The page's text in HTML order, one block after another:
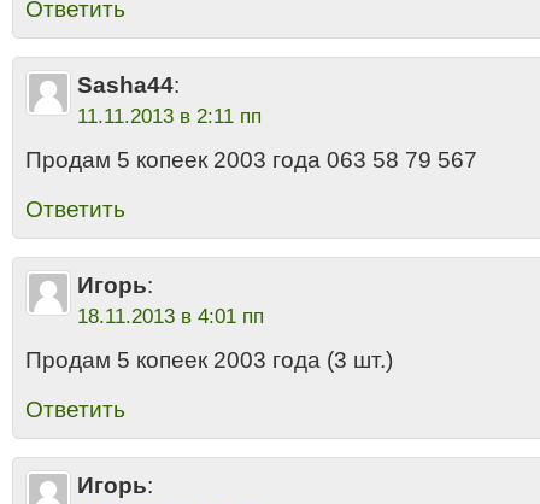
Ответить
Sasha44:
11.11.2013 в 2:11 пп
Продам 5 копеек 2003 года 063 58 79 567
Ответить
Игорь:
18.11.2013 в 4:01 пп
Продам 5 копеек 2003 года (3 шт.)
Ответить
Игорь: